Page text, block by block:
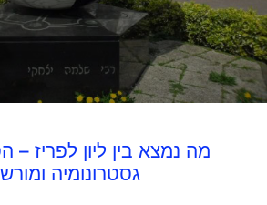
מה נמצא בין ליון לפריז –
גסטרונומיה